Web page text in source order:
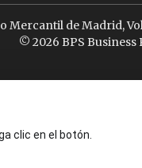
Mercantil de Madrid,
© 2026 BPS Business
clic en el botón.